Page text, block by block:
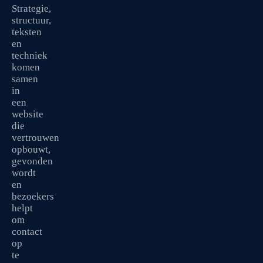
Strategie,
structuur,
teksten
en
techniek
komen
samen
in
een
website
die
vertrouwen
opbouwt,
gevonden
wordt
en
bezoekers
helpt
om
contact
op
te